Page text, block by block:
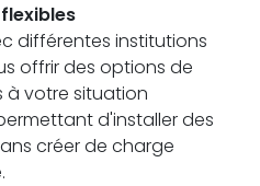
différentes institutions
offrir des options de
votre situation
d'installer des
créer de charge